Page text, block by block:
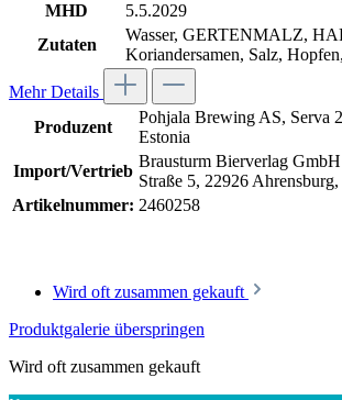
MHD
5.5.2029
Zutaten
Wasser, GERTENMALZ,
Koriandersamen, Salz,
Mehr Details
Produzent
Pohjala Brewing AS, Serva
Estonia
Import/Vertrieb
Brausturm Bierverlag
Straße 5, 22926
Artikelnummer: 2460258
Wird oft zusammen gekauft
Produktgalerie überspringen
Wird oft zusammen gekauft